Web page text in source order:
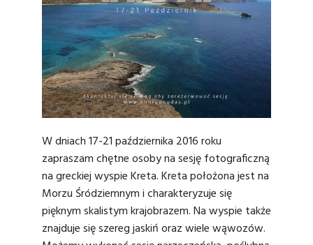
W dniach 17-21 października 2016 roku
zapraszam chętne osoby nasesję fotograficzną
na greckiej wyspie Kreta. Kreta położona jest na
Morzu Śródziemnym i charakteryzuje się
pięknym skalistym krajobrazem. Na wyspie także
znajduje się szereg jaskiń oraz wiele wąwozów.